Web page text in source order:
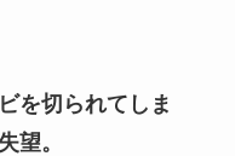
を切られてしま
望。